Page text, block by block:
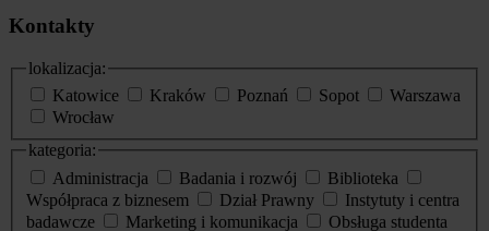
Kontakty
lokalizacja:
Katowice
Kraków Poznań Sopot
Warszawa
Wrocław
kategoria:
Administracja
Badania i rozwój
Biblioteka
Współpraca z biznesem
Dział Prawny
Instytuty i centra
badawcze
Marketing i komunikacja
Obsługa studenta